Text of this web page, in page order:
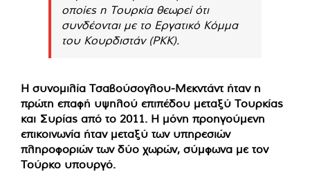
οποίες η Τουρκία θεωρεί ότι
συνδέονται με το Εργατικό Κόμμα
του Κουρδιστάν (PKK).
Η συνομιλία Τσαβούσογλου-Μεκντάντ ήταν η
πρώτη επαφή υψηλού επιπέδου μεταξύ Τουρκίας
και Συρίας από το 2011. Η μόνη προηγούμενη
επικοινωνία ήταν μεταξύ των υπηρεσιών
πληροφοριών των δύο χωρών, σύμφωνα με τον
Τούρκο υπουργό.